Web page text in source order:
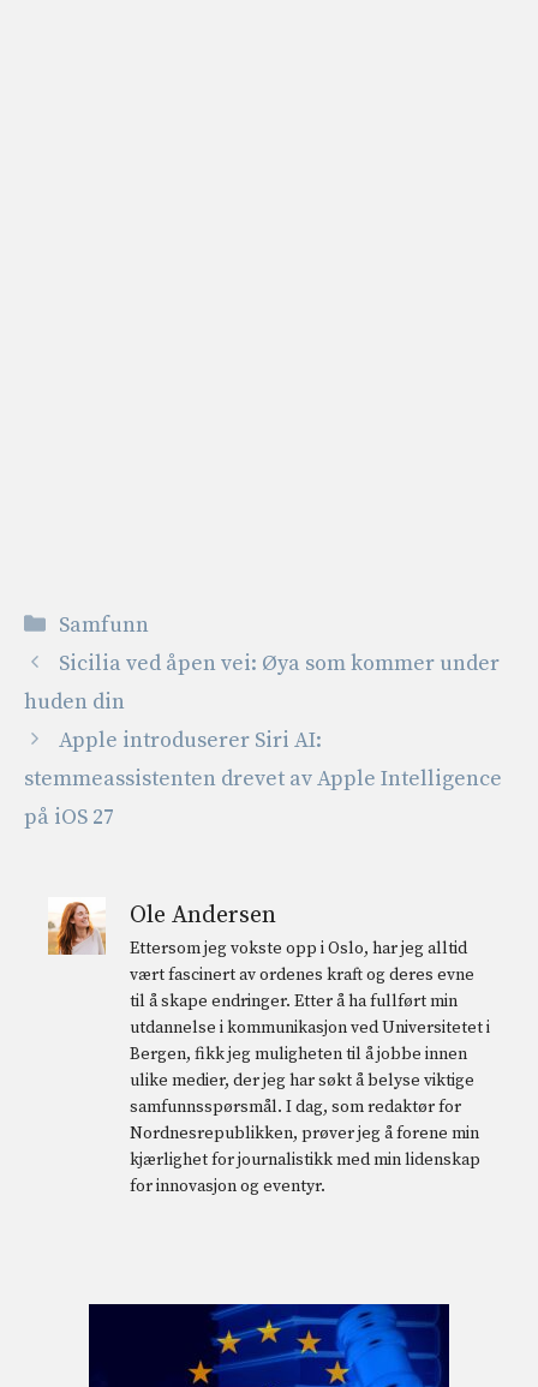
Kategorier
Samfunn
Sicilia ved åpen vei: Øya som kommer under
huden din
Apple introduserer Siri AI:
stemmeassistenten drevet av Apple Intelligence
på iOS 27
Ole Andersen
Ettersom jeg vokste opp i Oslo, har jeg alltid
vært fascinert av ordenes kraft og deres evne
til å skape endringer. Etter å ha fullført min
utdannelse i kommunikasjon ved Universitetet i
Bergen, fikk jeg muligheten til å jobbe innen
ulike medier, der jeg har søkt å belyse viktige
samfunnsspørsmål. I dag, som redaktør for
Nordnesrepublikken, prøver jeg å forene min
kjærlighet for journalistikk med min lidenskap
for innovasjon og eventyr.